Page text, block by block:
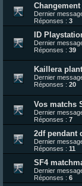
Changement
Dernier
Réponses : 3
ID
Dernier
Réponses : 39
Kaillera
Dernier
Réponses : 20
Vos matchs
Dernier
Réponses : 7
2df pendant
Dernier
Réponses : 11
SF4
Dernier
Réponses : 6